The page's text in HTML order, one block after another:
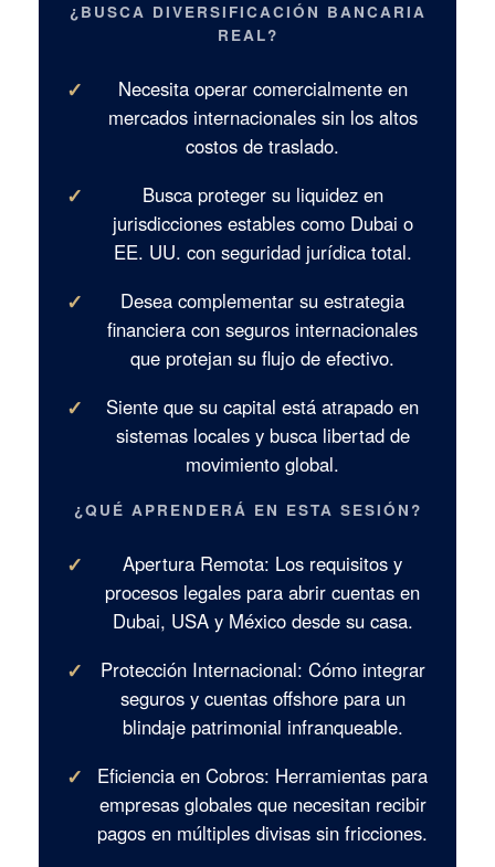
¿BUSCA DIVERSIFICACIÓN BANCARIA
REAL?
✓
Necesita operar comercialmente en
mercados internacionales sin los altos
costos de traslado.
✓
Busca proteger su liquidez en
jurisdicciones estables como Dubai o
EE. UU. con seguridad jurídica total.
✓
Desea complementar su estrategia
financiera con seguros internacionales
que protejan su flujo de efectivo.
✓
Siente que su capital está atrapado en
sistemas locales y busca libertad de
movimiento global.
¿QUÉ APRENDERÁ EN ESTA SESIÓN?
✓ Apertura Remota: Los requisitos y
procesos legales para abrir cuentas en
Dubai, USA y México desde su casa.
✓ Protección Internacional: Cómo integrar
seguros y cuentas offshore para un
blindaje patrimonial infranqueable.
✓ Eficiencia en Cobros: Herramientas para
empresas globales que necesitan recibir
pagos en múltiples divisas sin fricciones.